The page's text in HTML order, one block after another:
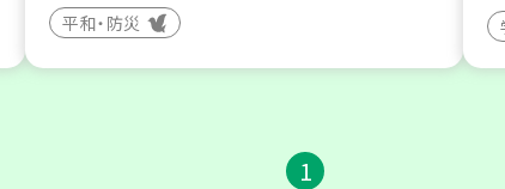
平和・防災
1